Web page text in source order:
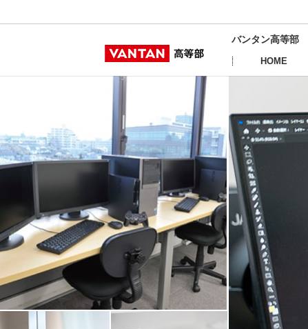
バンタン高等部
HOME
デザイナー・スタイリスト・ブランドプロデューサー
ヘアメイク・美容師
スケートボード&デザイン
グラフィックデザイン・イラスト
映像
ゲーム制作
キャラクターデザイン